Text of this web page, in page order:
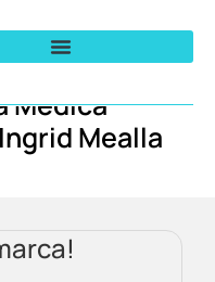
Médica
Mealla